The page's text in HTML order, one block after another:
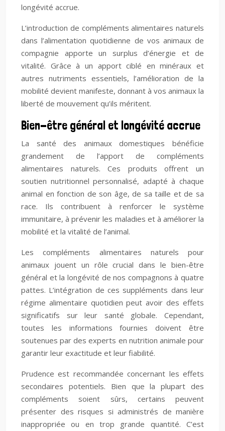
longévité accrue.
L’introduction de compléments alimentaires naturels
dans l’alimentation quotidienne de vos animaux de
compagnie apporte un surplus d’énergie et de
vitalité. Grâce à un apport ciblé en minéraux et
autres nutriments essentiels, l’amélioration de la
mobilité devient manifeste, donnant à vos animaux la
liberté de mouvement qu’ils méritent.
Bien-être général et longévité accrue
La santé des animaux domestiques bénéficie
grandement de l’apport de compléments
alimentaires naturels. Ces produits offrent un
soutien nutritionnel personnalisé, adapté à chaque
animal en fonction de son âge, de sa taille et de sa
race. Ils contribuent à renforcer le système
immunitaire, à prévenir les maladies et à améliorer la
mobilité et la vitalité de l’animal.
Les compléments alimentaires naturels pour
animaux jouent un rôle crucial dans le bien-être
général et la longévité de nos compagnons à quatre
pattes. L’intégration de ces suppléments dans leur
régime alimentaire quotidien peut avoir des effets
significatifs sur leur santé globale. Cependant,
toutes les informations fournies doivent être
soutenues par des experts en nutrition animale pour
garantir leur exactitude et leur fiabilité.
Prudence est recommandée concernant les effets
secondaires potentiels. Bien que la plupart des
compléments soient sûrs, certains peuvent
présenter des risques si administrés de manière
inappropriée ou en trop grande quantité. C’est